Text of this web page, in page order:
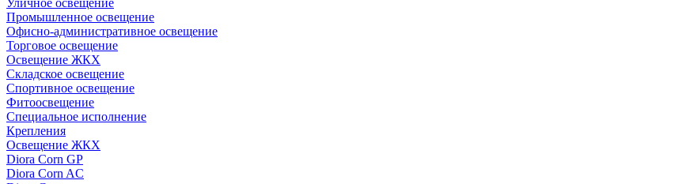
Уличное освещение
Промышленное освещение
Офисно-административное освещение
Торговое освещение
Освещение ЖКХ
Складское освещение
Спортивное освещение
Фитоосвещение
Специальное исполнение
Крепления
Освещение ЖКХ
Diora Corn GP
Diora Corn AC